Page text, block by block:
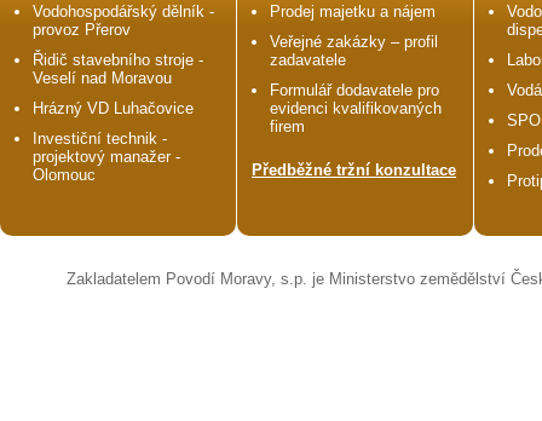
Vodohospodářský dělník -
provoz Přerov
Řidič stavebního stroje -
Veselí nad Moravou
Hrázný VD Luhačovice
Investiční technik -
projektový manažer -
Olomouc
Prodej majetku a nájem
Veřejné zakázky – profil
zadavatele
Formulář dodavatele pro
evidenci kvalifikovaných
firem
Předběžné tržní konzultace
Zakladatelem Povodí Moravy, s.p. je Ministerstvo zemědělství